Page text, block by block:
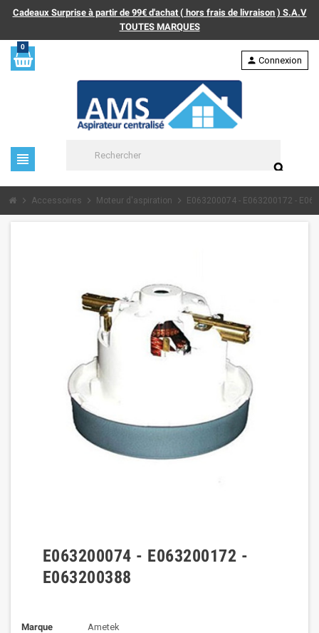
Cadeaux Surprise à partir de 99€ d'achat ( hors frais de livraison ) S.A.V
TOUTES MARQUES
0
view_headline
search
person Connexion
chevron_right Accessoires chevron_right Moteur d'aspiration chevron_right E063200074 - E063200172 -
E063200074 - E063200172 -
E063200388
Marque
Ametek